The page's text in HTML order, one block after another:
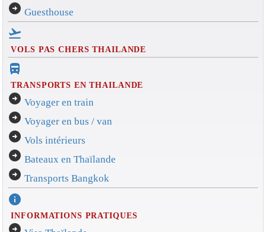
arrow_circle_right Guesthouse
flight_takeoff
VOLS PAS CHERS THAILANDE
directions_bus_filled
TRANSPORTS EN THAILANDE
arrow_circle_right Voyager en train
arrow_circle_right Voyager en bus / van
arrow_circle_right Vols intérieurs
arrow_circle_right Bateaux en Thaïlande
arrow_circle_right Transports Bangkok
info
INFORMATIONS PRATIQUES
arrow_circle_right